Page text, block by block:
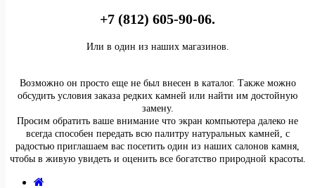
+7 (812) 605-90-06.
Или в один из наших магазинов.
Возможно он просто еще не был внесен в каталог. Также можно
обсудить условия заказа редких камней или найти им достойную
замену.
Просим обратить ваше внимание что экран компьютера далеко не
всегда способен передать всю палитру натуральных камней, с
радостью приглашаем вас посетить один из наших салонов камня,
чтобы в живую увидеть и оценить все богатство природной красоты.